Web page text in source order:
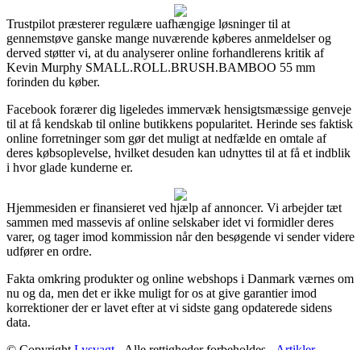
Trustpilot præsterer regulære uafhængige løsninger til at
gennemstøve ganske mange nuværende køberes anmeldelser og
derved støtter vi, at du analyserer online forhandlerens kritik af
Kevin Murphy SMALL.ROLL.BRUSH.BAMBOO 55 mm
forinden du køber.
Facebook forærer dig ligeledes immervæk hensigtsmæssige genveje
til at få kendskab til online butikkens popularitet. Herinde ses faktisk
online forretninger som gør det muligt at nedfælde en omtale af
deres købsoplevelse, hvilket desuden kan udnyttes til at få et indblik
i hvor glade kunderne er.
Hjemmesiden er finansieret ved hjælp af annoncer. Vi arbejder tæt
sammen med massevis af online selskaber idet vi formidler deres
varer, og tager imod kommission når den besøgende vi sender videre
udfører en ordre.
Fakta omkring produkter og online webshops i Danmark værnes om
nu og da, men det er ikke muligt for os at give garantier imod
korrektioner der er lavet efter at vi sidste gang opdaterede sidens
data.